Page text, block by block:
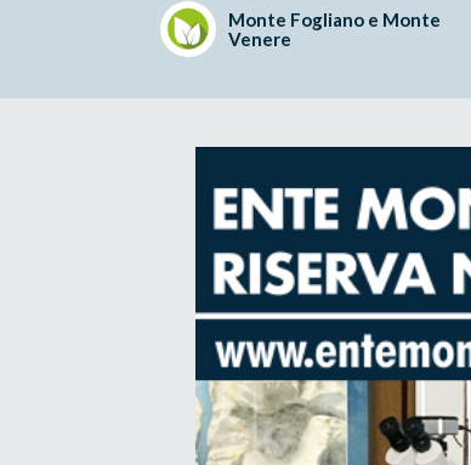
Monte Fogliano e Monte
Venere